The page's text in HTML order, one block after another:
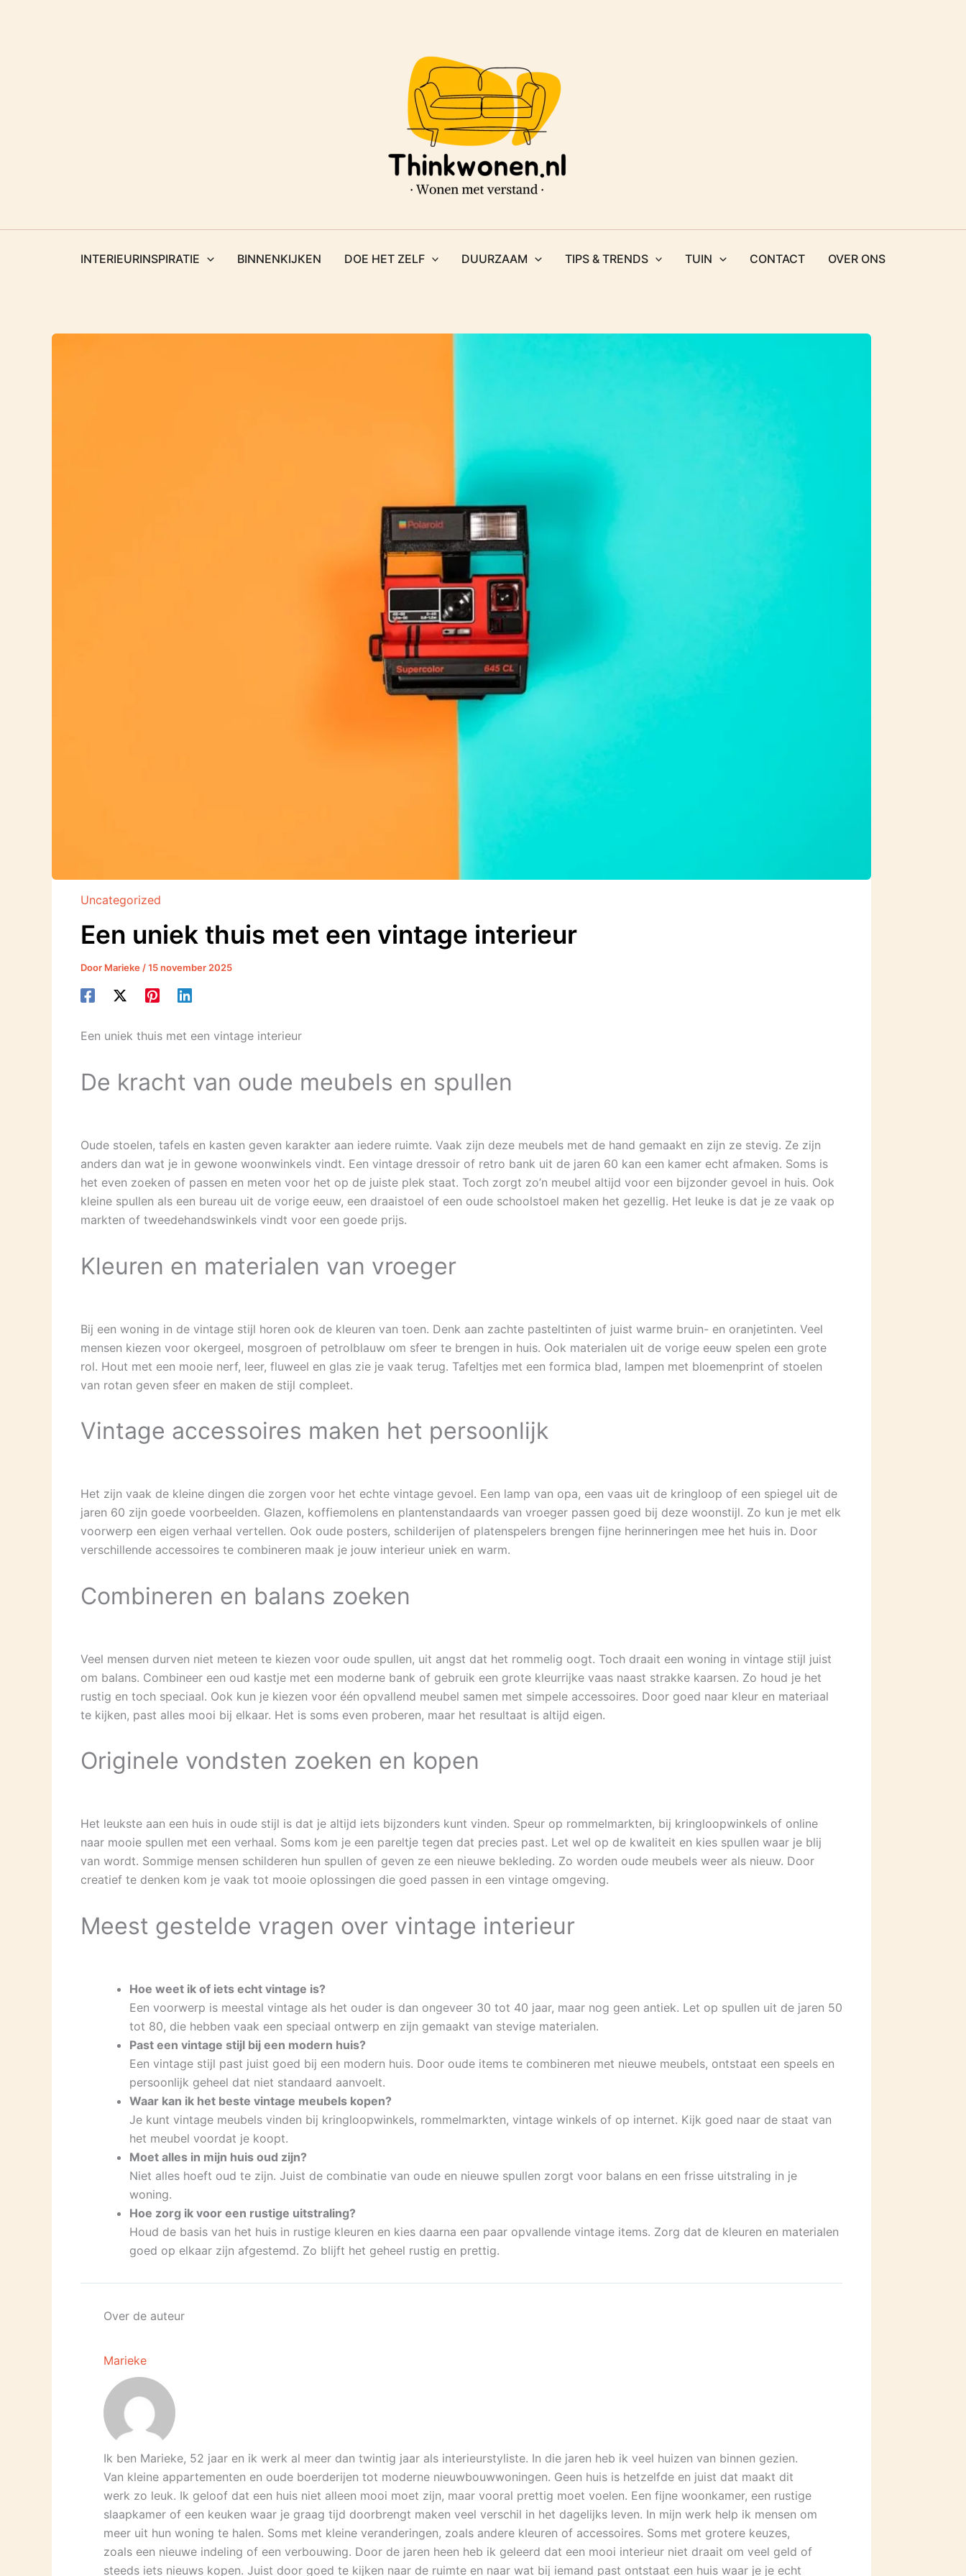
INTERIEURINSPIRATIE BINNENKIJKEN DOE HET ZELF DUURZAAM TIPS & TRENDS TUIN CONTACT OVER ONS
Uncategorized
Een uniek thuis met een vintage interieur
Door Marieke/15 november 2025
Een uniek thuis met een vintage interieur
De kracht van oude meubels en spullen
Oude stoelen, tafels en kasten geven karakter aan iedere ruimte. Vaak zijn deze meubels met de hand gemaakt en zijn ze stevig. Ze zijn
anders dan wat je in gewone woonwinkels vindt. Een vintage dressoir of retro bank uit de jaren 60 kan een kamer echt afmaken. Soms is
het even zoeken of passen en meten voor het op de juiste plek staat. Toch zorgt zo’n meubel altijd voor een bijzonder gevoel in huis. Ook
kleine spullen als een bureau uit de vorige eeuw, een draaistoel of een oude schoolstoel maken het gezellig. Het leuke is dat je ze vaak op
markten of tweedehandswinkels vindt voor een goede prijs.
Kleuren en materialen van vroeger
Bij een woning in de vintage stijl horen ook de kleuren van toen. Denk aan zachte pasteltinten of juist warme bruin- en oranjetinten. Veel
mensen kiezen voor okergeel, mosgroen of petrolblauw om sfeer te brengen in huis. Ook materialen uit de vorige eeuw spelen een grote
rol. Hout met een mooie nerf, leer, fluweel en glas zie je vaak terug. Tafeltjes met een formica blad, lampen met bloemenprint of stoelen
van rotan geven sfeer en maken de stijl compleet.
Vintage accessoires maken het persoonlijk
Het zijn vaak de kleine dingen die zorgen voor het echte vintage gevoel. Een lamp van opa, een vaas uit de kringloop of een spiegel uit de
jaren 60 zijn goede voorbeelden. Glazen, koffiemolens en plantenstandaards van vroeger passen goed bij deze woonstijl. Zo kun je met elk
voorwerp een eigen verhaal vertellen. Ook oude posters, schilderijen of platenspelers brengen fijne herinneringen mee het huis in. Door
verschillende accessoires te combineren maak je jouw interieur uniek en warm.
Combineren en balans zoeken
Veel mensen durven niet meteen te kiezen voor oude spullen, uit angst dat het rommelig oogt. Toch draait een woning in vintage stijl juist
om balans. Combineer een oud kastje met een moderne bank of gebruik een grote kleurrijke vaas naast strakke kaarsen. Zo houd je het
rustig en toch speciaal. Ook kun je kiezen voor één opvallend meubel samen met simpele accessoires. Door goed naar kleur en materiaal
te kijken, past alles mooi bij elkaar. Het is soms even proberen, maar het resultaat is altijd eigen.
Originele vondsten zoeken en kopen
Het leukste aan een huis in oude stijl is dat je altijd iets bijzonders kunt vinden. Speur op rommelmarkten, bij kringloopwinkels of online
naar mooie spullen met een verhaal. Soms kom je een pareltje tegen dat precies past. Let wel op de kwaliteit en kies spullen waar je blij
van wordt. Sommige mensen schilderen hun spullen of geven ze een nieuwe bekleding. Zo worden oude meubels weer als nieuw. Door
creatief te denken kom je vaak tot mooie oplossingen die goed passen in een vintage omgeving.
Meest gestelde vragen over vintage interieur
Hoe weet ik of iets echt vintage is?
Een voorwerp is meestal vintage als het ouder is dan ongeveer 30 tot 40 jaar, maar nog geen antiek. Let op spullen uit de jaren 50
tot 80, die hebben vaak een speciaal ontwerp en zijn gemaakt van stevige materialen.
Past een vintage stijl bij een modern huis?
Een vintage stijl past juist goed bij een modern huis. Door oude items te combineren met nieuwe meubels, ontstaat een speels en
persoonlijk geheel dat niet standaard aanvoelt.
Waar kan ik het beste vintage meubels kopen?
Je kunt vintage meubels vinden bij kringloopwinkels, rommelmarkten, vintage winkels of op internet. Kijk goed naar de staat van
het meubel voordat je koopt.
Moet alles in mijn huis oud zijn?
Niet alles hoeft oud te zijn. Juist de combinatie van oude en nieuwe spullen zorgt voor balans en een frisse uitstraling in je
woning.
Hoe zorg ik voor een rustige uitstraling?
Houd de basis van het huis in rustige kleuren en kies daarna een paar opvallende vintage items. Zorg dat de kleuren en materialen
goed op elkaar zijn afgestemd. Zo blijft het geheel rustig en prettig.
Over de auteur
Marieke
Ik ben Marieke, 52 jaar en ik werk al meer dan twintig jaar als interieurstyliste. In die jaren heb ik veel huizen van binnen gezien.
Van kleine appartementen en oude boerderijen tot moderne nieuwbouwwoningen. Geen huis is hetzelfde en juist dat maakt dit
werk zo leuk. Ik geloof dat een huis niet alleen mooi moet zijn, maar vooral prettig moet voelen. Een fijne woonkamer, een rustige
slaapkamer of een keuken waar je graag tijd doorbrengt maken veel verschil in het dagelijks leven. In mijn werk help ik mensen om
meer uit hun woning te halen. Soms met kleine veranderingen, zoals andere kleuren of accessoires. Soms met grotere keuzes,
zoals een nieuwe indeling of een verbouwing. Door de jaren heen heb ik geleerd dat een mooi interieur niet draait om veel geld of
steeds iets nieuws kopen. Juist door goed te kijken naar de ruimte en naar wat bij iemand past ontstaat een huis waar je je echt